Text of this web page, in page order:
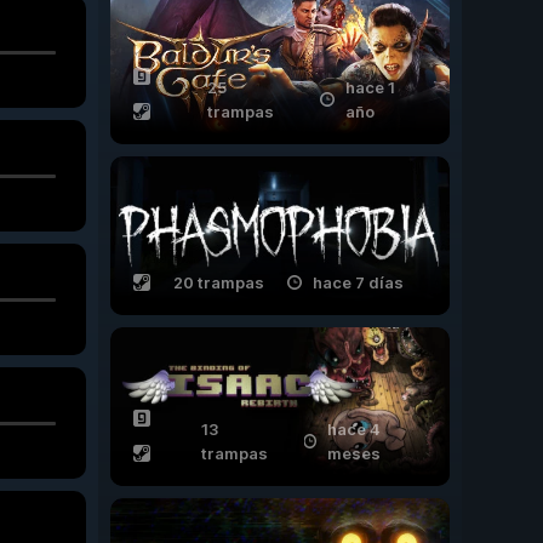
25
trampas
hace 1
año
20 trampas hace 7 días
13
trampas
hace 4
meses